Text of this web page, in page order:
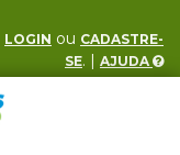
LOGIN ou CADASTRE-
SE. | AJUDA